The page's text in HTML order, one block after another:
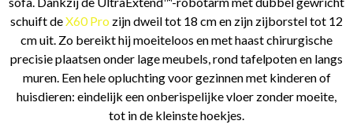
schuift deX60 Pro zijn dweil tot 18 cm en zijn zijborstel tot 12
cm uit. Zo bereikt hij moeiteloos en met haast chirurgische
precisie plaatsen onder lage meubels, rond tafelpoten en langs
muren. Een hele opluchting voor gezinnen met kinderen of
huisdieren: eindelijk een onberispelijke vloer zonder moeite,
tot in de kleinste hoekjes.